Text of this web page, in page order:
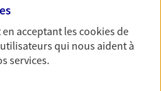
ou voyage autour
rythme et
profil.
acceptant lescookiesde
utilisateurs qui nous aident à
services.